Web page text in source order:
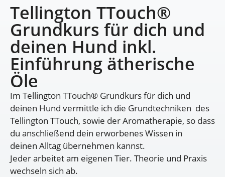
Tellington TTouch®
Grundkurs für dich und
deinen Hund inkl.
Einführung ätherische
Öle
Im Tellington TTouch® Grundkurs für dich und
deinen Hund vermittle ich die Grundtechniken des
Tellington TTouch, sowie der Aromatherapie, so dass
du anschließend dein erworbenes Wissen in
deinen Alltag übernehmen kannst.
Jeder arbeitet am eigenen Tier. Theorie und Praxis
wechseln sich ab.